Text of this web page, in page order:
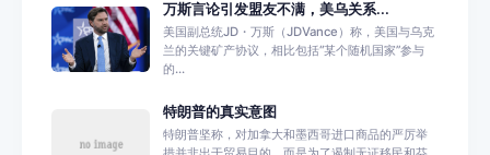
万斯言论引发盟友不满，美乌关系...
美国副总统JD・万斯（JDVance）称，美国与乌克
兰的关键矿产协议，相比包括“某个随机国家”参与
的...
特朗普的真实意图
特朗普坚称，对加拿大和墨西哥进口商品的严厉举